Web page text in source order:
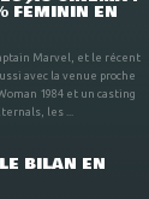
FÉMININ EN
Marvel, et le récent
avec la venue proche
1984 et un casting
les ...
BILAN EN